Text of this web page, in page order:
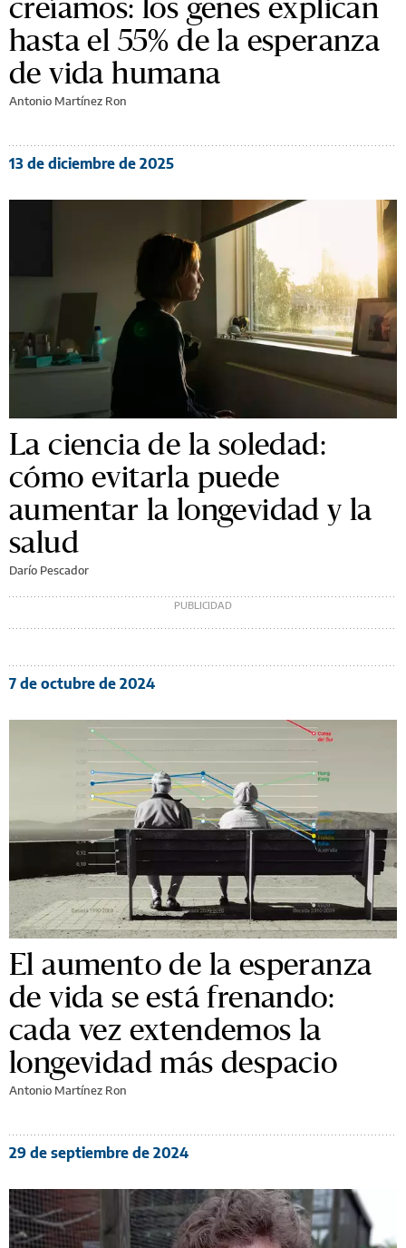
hasta el 55% de la esperanza
de vida humana
Antonio Martínez Ron
13 de diciembre de 2025
La ciencia de la soledad:
cómo evitarla puede
aumentar la longevidad y la
salud
Darío Pescador
7 de octubre de 2024
El aumento de la esperanza
de vida se está frenando:
cada vez extendemos la
longevidad más despacio
Antonio Martínez Ron
29 de septiembre de 2024